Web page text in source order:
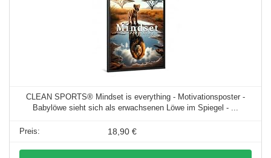
CLEAN SPORTS® Mindset is everything - Motivationsposter -
Babylöwe sieht sich als erwachsenen Löwe im Spiegel - ...
18,90 €